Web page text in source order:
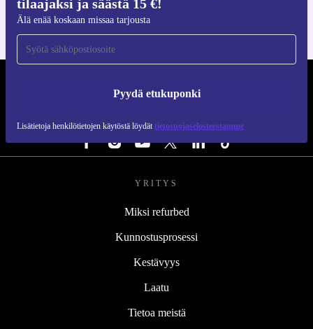
tilaajaksi ja säästä 15 €!
Älä enää koskaan missaa tarjousta
Pyydä etukuponki
Lisätietoja henkilötietojen käytöstä löydät tietosuojaselosteestamme
YRITYS
Miksi refurbed
Kunnostusprosessi
Kestävyys
Laatu
Tietoa meistä